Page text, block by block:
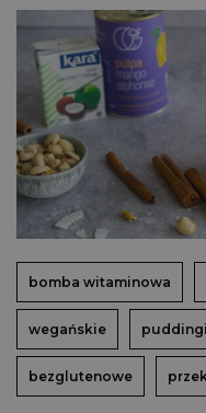
bomba witaminowa
wegańskie puddingi
bezglutenowe